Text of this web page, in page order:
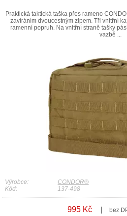
Praktická taktická taška přes rameno
zavíráním dvoucestným zipem. Tři vnitřní
ramenní popruh. Na vnitřní straně tašky
vazbě ...
Výrobce:
CONDOR®
Kód:
137-498
995 Kč bez